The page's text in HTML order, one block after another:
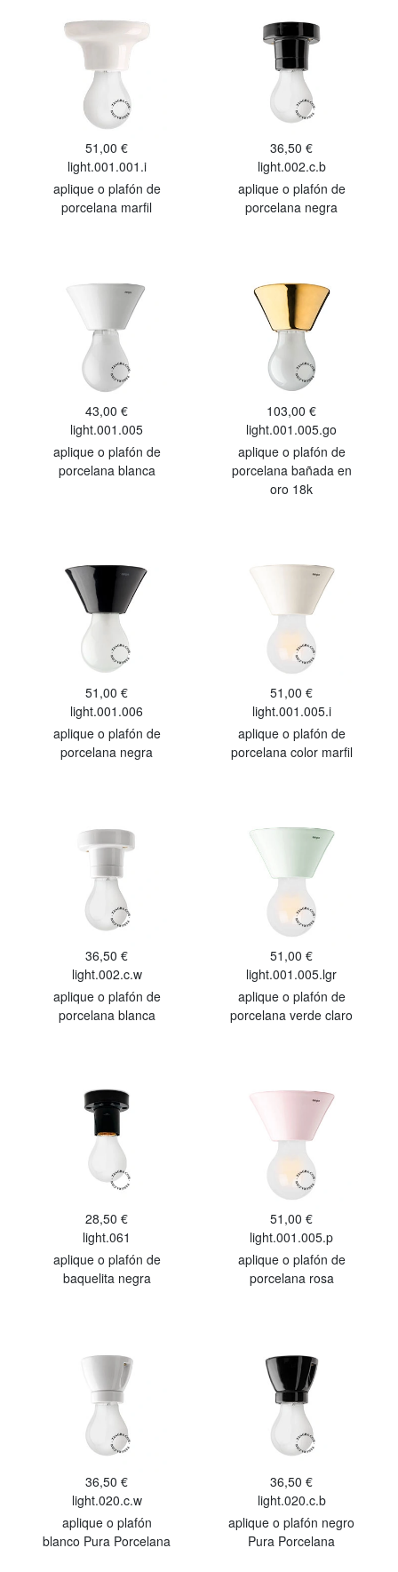
51,00 €
light.001.001.i
aplique o plafón de
porcelana marfil
36,50 €
light.002.c.b
aplique o plafón de
porcelana negra
43,00 €
light.001.005
aplique o plafón de
porcelana blanca
103,00 €
light.001.005.go
aplique o plafón de
porcelana bañada en
oro 18k
51,00 €
light.001.006
aplique o plafón de
porcelana negra
51,00 €
light.001.005.i
aplique o plafón de
porcelana color marfil
36,50 €
light.002.c.w
aplique o plafón de
porcelana blanca
51,00 €
light.001.005.lgr
aplique o plafón de
porcelana verde claro
28,50 €
light.061
aplique o plafón de
baquelita negra
51,00 €
light.001.005.p
aplique o plafón de
porcelana rosa
36,50 €
light.020.c.w
aplique o plafón
blanco Pura Porcelana
36,50 €
light.020.c.b
aplique o plafón negro
Pura Porcelana